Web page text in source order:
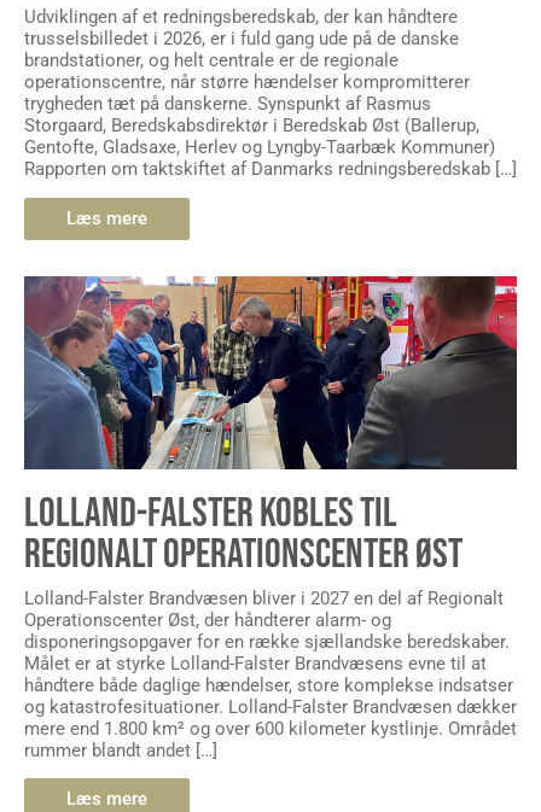
Udviklingen af et redningsberedskab, der kan håndtere
trusselsbilledet i 2026, er i fuld gang ude på de danske
brandstationer, og helt centrale er de regionale
operationscentre, når større hændelser kompromitterer
trygheden tæt på danskerne. Synspunkt af Rasmus
Storgaard, Beredskabsdirektør i Beredskab Øst (Ballerup,
Gentofte, Gladsaxe, Herlev og Lyngby-Taarbæk Kommuner)
Rapporten om taktskiftet af Danmarks redningsberedskab […]
Læs mere
LOLLAND-FALSTER KOBLES TIL
REGIONALT OPERATIONSCENTER ØST
Lolland-Falster Brandvæsen bliver i 2027 en del af Regionalt
Operationscenter Øst, der håndterer alarm- og
disponeringsopgaver for en række sjællandske beredskaber.
Målet er at styrke Lolland-Falster Brandvæsens evne til at
håndtere både daglige hændelser, store komplekse indsatser
og katastrofesituationer. Lolland-Falster Brandvæsen dækker
mere end 1.800 km² og over 600 kilometer kystlinje. Området
rummer blandt andet […]
Læs mere